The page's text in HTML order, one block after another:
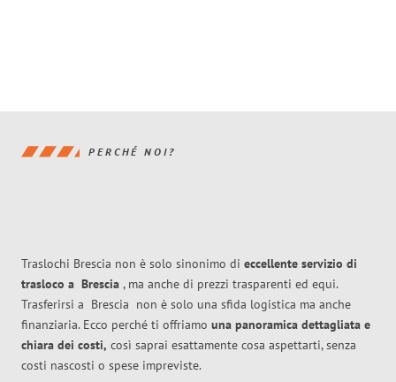
PERCHÉ NOI?
Traslochi Brescia non è solo sinonimo di eccellente servizio di
trasloco a Brescia , ma anche di prezzi trasparenti ed equi.
Trasferirsi a Brescia non è solo una sfida logistica ma anche
finanziaria. Ecco perché ti offriamo una panoramica dettagliata e
chiara dei costi, così saprai esattamente cosa aspettarti, senza
costi nascosti o spese impreviste.